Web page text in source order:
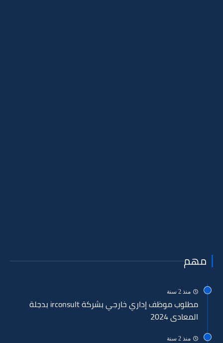
مهم
منذ 2 سنة
مطلوب موظف إداري خارجي بشركة irconsult بدجلة
المعادى 2024
منذ 2 سنة